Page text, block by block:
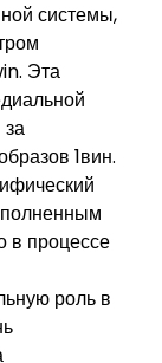
системы,
Эта
1вин.
в процессе
роль в